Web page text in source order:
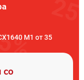
M1 от 35
со